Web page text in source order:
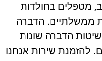
בחולדות
הדברה
הדברה שונות
שירות אנחנו